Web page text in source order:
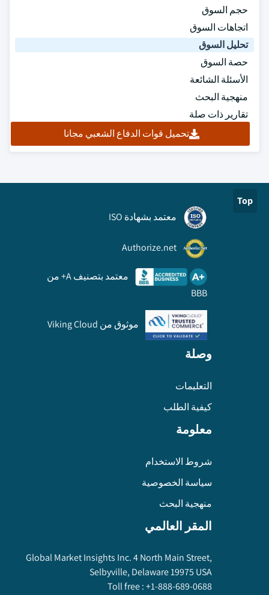
حجم السوق
اتجاهات السوق
تحليل السوق
حصة السوق
الأسئلة الشائعة
منهجية البحث
تقارير ذات صلة
تحميل قوات الدفاع الشعبي مجانا
Top
معتمد بشهادة ISO
Authorize.net
معتمد بتصنيف A+ من
BBB
موثوق من Viking Cloud
وصلة
التعليمات
كيفية الطلب
معلومة
شروط الاستخدام
سياسة الخصوصية
منهجية البحث
المقر العالمي
Global Market Insights Inc. 4 North Main Street,
Selbyville, Delaware 19975 USA
Toll free :+1-888-689-0688